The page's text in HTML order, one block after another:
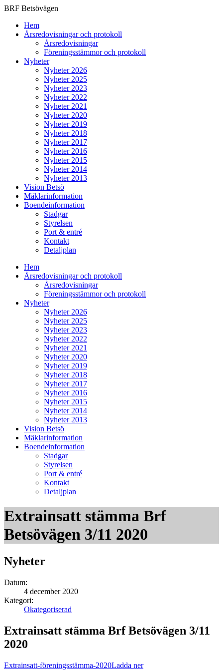
BRF Betsövägen
Hem
Årsredovisningar och protokoll
Årsredovisningar
Föreningsstämmor och protokoll
Nyheter
Nyheter 2026
Nyheter 2025
Nyheter 2023
Nyheter 2022
Nyheter 2021
Nyheter 2020
Nyheter 2019
Nyheter 2018
Nyheter 2017
Nyheter 2016
Nyheter 2015
Nyheter 2014
Nyheter 2013
Vision Betsö
Mäklarinformation
Boendeinformation
Stadgar
Styrelsen
Port & entré
Kontakt
Detaljplan
Hem
Årsredovisningar och protokoll
Årsredovisningar
Föreningsstämmor och protokoll
Nyheter
Nyheter 2026
Nyheter 2025
Nyheter 2023
Nyheter 2022
Nyheter 2021
Nyheter 2020
Nyheter 2019
Nyheter 2018
Nyheter 2017
Nyheter 2016
Nyheter 2015
Nyheter 2014
Nyheter 2013
Vision Betsö
Mäklarinformation
Boendeinformation
Stadgar
Styrelsen
Port & entré
Kontakt
Detaljplan
Extrainsatt stämma Brf
Betsövägen 3/11 2020
Nyheter
Datum:
4 december 2020
Kategori:
Okategoriserad
Extrainsatt stämma Brf Betsövägen 3/11
2020
Extrainsatt-föreningsstämma-2020Ladda ner